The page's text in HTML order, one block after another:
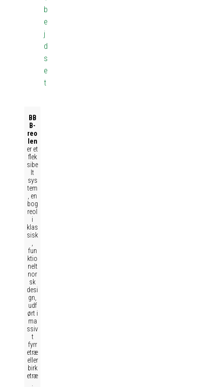
b
e
j
d
s
e
t
BB
B-
reo
len
er et
flek
sibe
lt
sys
tem
, en
bog
reol
i
klas
sisk
fun
ktio
nelt
nor
sk
desi
gn,
udf
ørt i
ma
ssiv
t
fyrr
etræ
eller
birk
etræ